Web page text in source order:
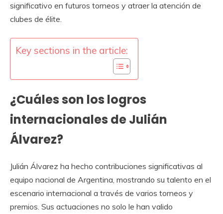
significativo en futuros torneos y atraer la atención de
clubes de élite.
Key sections in the article:
¿Cuáles son los logros
internacionales de Julián
Álvarez?
Julián Álvarez ha hecho contribuciones significativas al
equipo nacional de Argentina, mostrando su talento en el
escenario internacional a través de varios torneos y
premios. Sus actuaciones no solo le han valido